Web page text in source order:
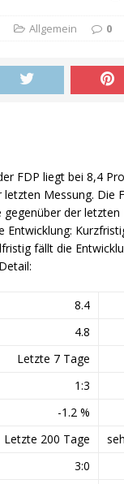
Allgemein 0
FDP liegt bei 8,4
letzten Messung. Die
gegenüber der
Entwicklung:
fällt die
8.4
4.8
Letzte 7 Tage
1:3
-1.2 %
Letzte 200 Tage
3:0